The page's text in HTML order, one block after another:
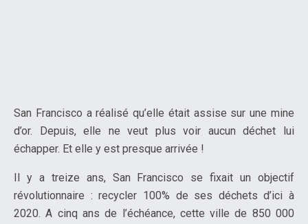
San Francisco a réalisé qu’elle était assise sur une mine
d’or. Depuis, elle ne veut plus voir aucun déchet lui
échapper. Et elle y est presque arrivée !
Il y a treize ans, San Francisco se fixait un objectif
révolutionnaire : recycler 100% de ses déchets d’ici à
2020. A cinq ans de l’échéance, cette ville de 850 000